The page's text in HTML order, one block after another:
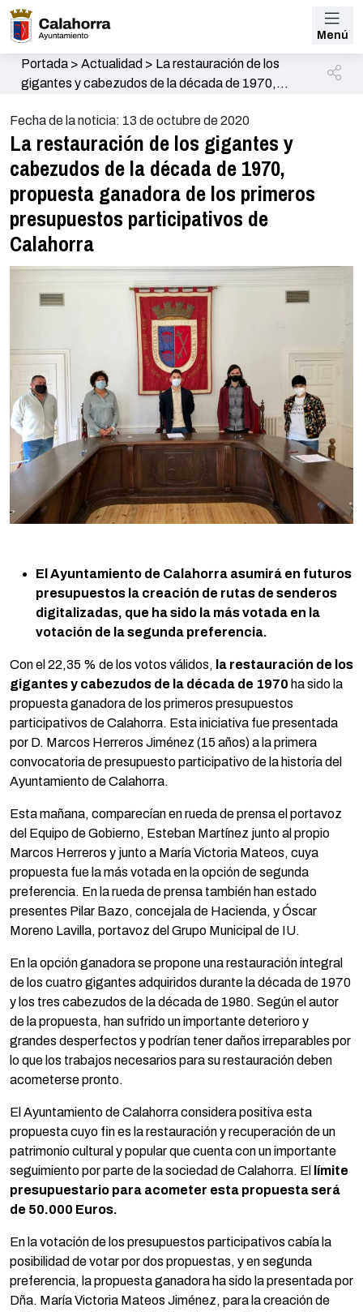
Menú
Portada> Actualidad > La restauración de los
gigantes y cabezudos de la década de 1970,
participativos de Calahorra
Fecha de la noticia: 13 de octubre de 2020
La restauración de los gigantes y
cabezudos de la década de 1970,
propuesta ganadora de los primeros
presupuestos participativos de
Calahorra
El Ayuntamiento de Calahorra asumirá en futuros
presupuestos la creación de rutas de senderos
digitalizadas, que ha sido la más votada en la
votación de la segunda preferencia.
Con el 22,35 % de los votos válidos, la restauración de los
gigantes y cabezudos de la década de 1970 ha sido la
propuesta ganadora de los primeros presupuestos
participativos de Calahorra. Esta iniciativa fue presentada
por D. Marcos Herreros Jiménez (15 años) a la primera
convocatoria de presupuesto participativo de la historia del
Ayuntamiento de Calahorra.
Esta mañana, comparecían en rueda de prensa el portavoz
del Equipo de Gobierno, Esteban Martínez junto al propio
Marcos Herreros y junto a María Victoria Mateos, cuya
propuesta fue la más votada en la opción de segunda
preferencia. En la rueda de prensa también han estado
presentes Pilar Bazo, concejala de Hacienda, y Óscar
Moreno Lavilla, portavoz del Grupo Municipal de IU.
En la opción ganadora se propone una restauración integral
de los cuatro gigantes adquiridos durante la década de 1970
y los tres cabezudos de la década de 1980. Según el autor
de la propuesta, han sufrido un importante deterioro y
grandes desperfectos y podrían tener daños irreparables por
lo que los trabajos necesarios para su restauración deben
acometerse pronto.
El Ayuntamiento de Calahorra considera positiva esta
propuesta cuyo fin es la restauración y recuperación de un
patrimonio cultural y popular que cuenta con un importante
seguimiento por parte de la sociedad de Calahorra. El
límite
presupuestario para acometer esta propuesta será
de 50.000 Euros.
En la votación de los presupuestos participativos cabía la
posibilidad de votar por dos propuestas, y en segunda
preferencia, la propuesta ganadora ha sido la presentada por
Dña. María Victoria Mateos Jiménez, para la creación de